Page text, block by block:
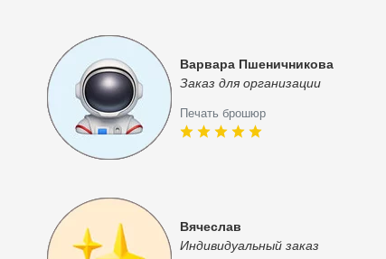
Варвара Пшеничникова
Заказ для организации
Печать брошюр
Вячеслав
Индивидуальный заказ